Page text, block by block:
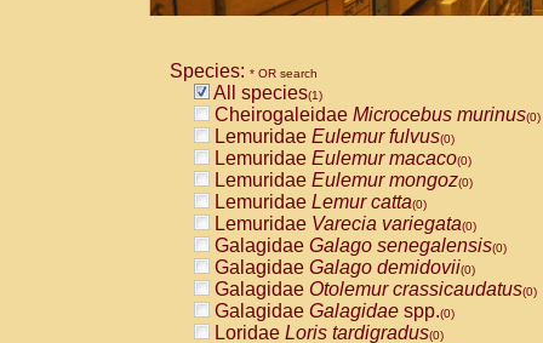
Species: * OR search
All species(1)
Cheirogaleidae Microcebus murinus(0)
Lemuridae Eulemur fulvus(0)
Lemuridae Eulemur macaco(0)
Lemuridae Eulemur mongoz(0)
Lemuridae Lemur catta(0)
Lemuridae Varecia variegata(0)
Galagidae Galago senegalensis(0)
Galagidae Galago demidovii(0)
Galagidae Otolemur crassicaudatus(0)
Galagidae Galagidae spp.(0)
Loridae Loris tardigradus(0)